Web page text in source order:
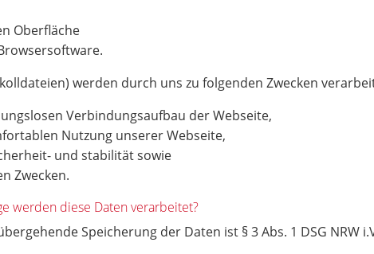
Oberfläche
werden durch uns zu folgenden Zwecken
Verbindungsaufbau der Webseite,
Nutzung unserer Webseite,
und stabilität sowie
Zwecken.
werden diese Daten verarbeitet?
Speicherung der Daten ist § 3 Abs. 1 DSG NRW